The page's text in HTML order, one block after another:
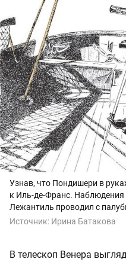
Узнав, что Пондишери в
к Иль-де-Франс.
Лежантиль проводил с
Источник: Ирина Батакова
В телескоп Венера